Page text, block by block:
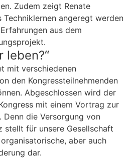
Zudem zeigt Renate
Techniklernen angeregt werden
aus dem
leben?“
mit verschiedenen
den Kongressteilnehmenden
Abgeschlossen wird der
mit einem Vortrag zur
Denn die Versorgung von
stellt für unsere Gesellschaft
aber auch
dar.